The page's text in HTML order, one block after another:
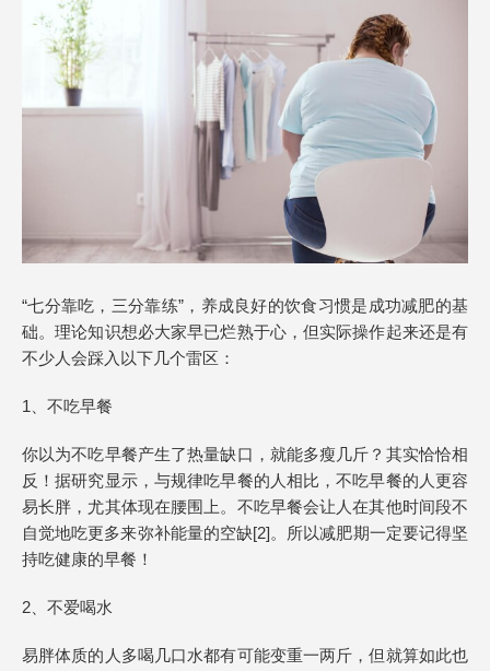
“七分靠吃，三分靠练”，养成良好的饮食习惯是成功减肥的基
础。理论知识想必大家早已烂熟于心，但实际操作起来还是有
不少人会踩入以下几个雷区：
1、不吃早餐
你以为不吃早餐产生了热量缺口，就能多瘦几斤？其实恰恰相
反！据研究显示，与规律吃早餐的人相比，不吃早餐的人更容
易长胖，尤其体现在腰围上。不吃早餐会让人在其他时间段不
自觉地吃更多来弥补能量的空缺[2]。所以减肥期一定要记得坚
持吃健康的早餐！
2、不爱喝水
易胖体质的人多喝几口水都有可能变重一两斤，但就算如此也